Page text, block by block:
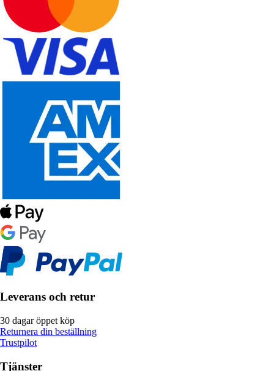
Leverans och retur
30 dagar öppet köp
Returnera din beställning
Trustpilot
Tjänster